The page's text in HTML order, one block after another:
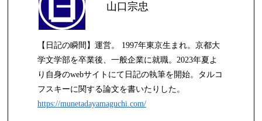
山口宗忠
【日記の瞬間】運営。 1997年東京生まれ。京都大
学文学部を卒業後、一般企業に就職。2023年夏よ
り自身のwebサイトにて日記の執筆を開始。タルコ
フスキーに関する論文を書いたりした。
https://munetadayamaguchi.com/